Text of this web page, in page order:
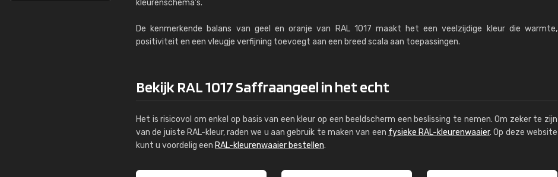
kleurenschema's.
De kenmerkende balans van geel en oranje van RAL 1017 maakt het een veelzijdige kleur die warmte,
positiviteit en een vleugje verfijning toevoegt aan een breed scala aan toepassingen.
Bekijk RAL 1017 Saffraangeel in het echt
Het is risicovol om enkel op basis van een kleur op een beeldscherm een beslissing te nemen. Om zeker te zijn
van de juiste RAL-kleur, raden we u aan gebruik te maken van een fysieke RAL-kleurenwaaier. Op deze website
kunt u voordelig een RAL-kleurenwaaier bestellen.